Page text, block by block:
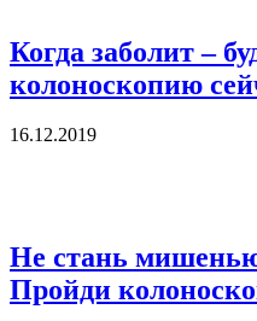
Когда заболит –
колоноскопию
16.12.2019
Не стань
Пройди